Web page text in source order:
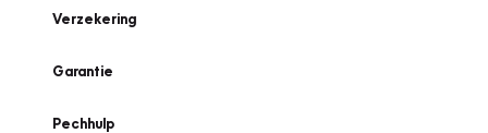
Verzekering
Garantie
Pechhulp